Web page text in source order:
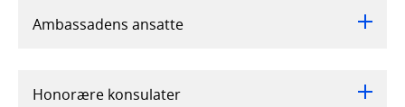
Ambassadens ansatte
Honorære konsulater